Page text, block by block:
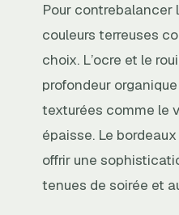
Pour contrebalancer
couleurs terreuses
choix. L’ocre et le
profondeur
texturées comme le
épaisse. Le
offrir une
tenues de soirée et